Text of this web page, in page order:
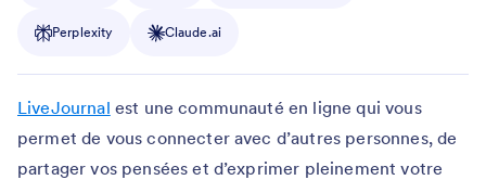
Perplexity Claude.ai
LiveJournal est une communauté en ligne qui vous
permet de vous connecter avec d’autres personnes, de
partager vos pensées et d’exprimer pleinement votre